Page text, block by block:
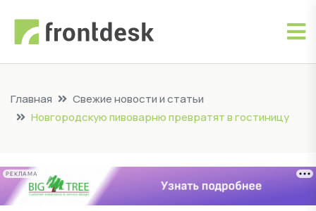
Главная
Свежие новости и статьи
Новгородскую пивоварню превратят в гостиницу
РЕКЛАМА